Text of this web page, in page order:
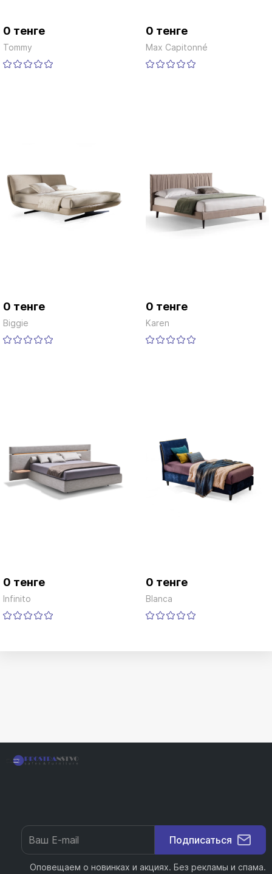
0 тенге
Tommy
0 тенге
Max Capitonné
0 тенге
Biggie
0 тенге
Karen
0 тенге
Infinito
0 тенге
Blanca
Подписаться
Оповещаем о новинках и акциях. Без рекламы и спама.